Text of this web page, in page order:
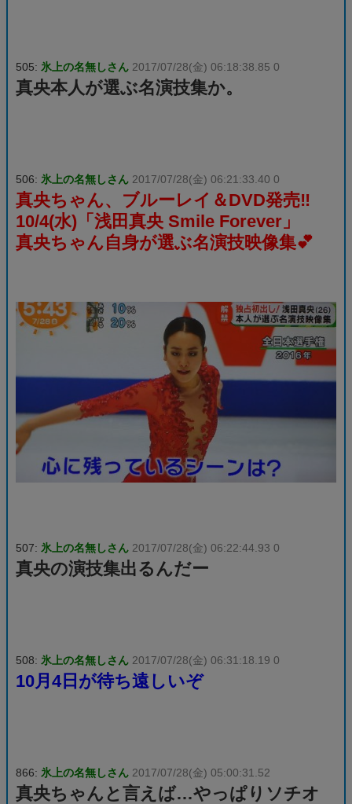
505: 氷上の名無しさん 2017/07/28(金) 06:18:38.85 0
真央本人が選ぶ名演技集か。
506: 氷上の名無しさん 2017/07/28(金) 06:21:33.40 0
真央ちゃん、ブルーレイ＆DVD発売‼️
10/4(水)「浅田真央 Smile Forever」
真央ちゃん自身が選ぶ名演技映像集💕
507: 氷上の名無しさん 2017/07/28(金) 06:22:44.93 0
真央の演技集出るんだー
508: 氷上の名無しさん 2017/07/28(金) 06:31:18.19 0
10月4日が待ち遠しいぞ
866: 氷上の名無しさん 2017/07/28(金) 05:00:31.52
真央ちゃんと言えば…やっぱりソチオ